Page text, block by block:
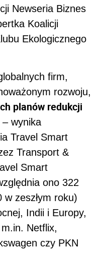
Newseria Biznes
Koalicji
Ekologicznego
firm,
rozwoju,
planów redukcji
– wynika
Travel Smart
Transport &
Smart
ono 322
zeszłym roku)
Indii i Europy,
Netflix,
czy PKN